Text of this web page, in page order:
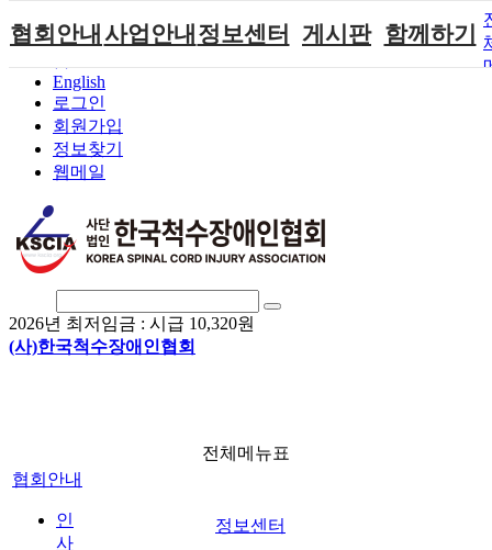
본문 바로가기
English
로그인
회원가입
정보찾기
웹메일
2026년 최저임금 : 시급 10,320원
(사)한국척수장애인협회
협회안내
인사말
연혁
비전
조직도
척수장애란?
정관
찾아오시는길
사업안내
단체지원사업
척수장애인재
활지원센터
척수장애인직
척수재활연구
소
국제 교류/개
발 협력사업
정보센터 게시판
포토갤러리
자유게시판
함께하기
전체메뉴표
협회안내
인
사
정보센터